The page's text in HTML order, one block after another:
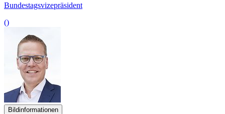
Bundestagsvizepräsident
()
Bildinformationen